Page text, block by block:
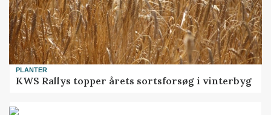
PLANTER
KWS Rallys topper årets sortsforsøg i vinterbyg